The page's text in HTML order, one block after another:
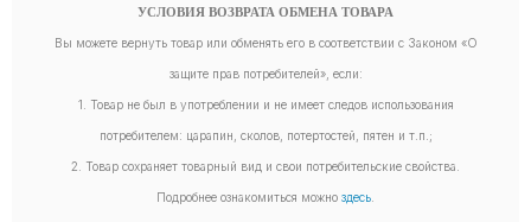
УСЛОВИЯ ВОЗВРАТА ОБМЕНА ТОВАРА
Вы можете вернуть товар или обменять его в соответствии с Законом «О
защите прав потребителей», если:
1. Товар не был в употреблении и не имеет следов использования
потребителем: царапин, сколов, потертостей, пятен и т.п.;
2. Товар сохраняет товарный вид и свои потребительские свойства.
Подробнее ознакомиться можно здесь